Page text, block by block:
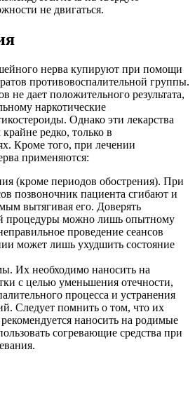
не двигаться.
нерва купируют при помощи
противовоспалительной группы.
не дает положительного результата,
наркотические
Однако эти лекарства
редко, только в
Кроме того, при лечении
применяются:
(кроме периодов обострения). При
позвоночник пациента сгибают и
вытягивая его. Доверять
процедуры можно лишь опытному
проведение сеансов
может лишь ухудшить состояние
Их необходимо наносить на
с целью уменьшения отечности,
процесса и устранения
Следует помнить о том, что их
наносить на родимые
согревающие средства при